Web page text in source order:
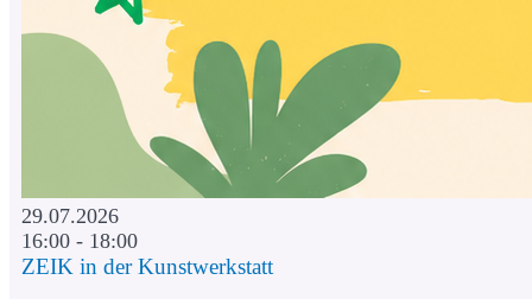
29.07.2026
16:00 - 18:00
ZEIK in der Kunstwerkstatt